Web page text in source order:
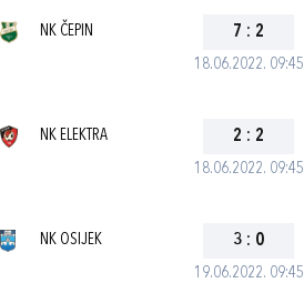
18.06.2022. 09:45
NK ČEPIN 7 : 2
18.06.2022. 09:45
NK ELEKTRA 2 : 2
19.06.2022. 09:45
NK OSIJEK 3 : 0